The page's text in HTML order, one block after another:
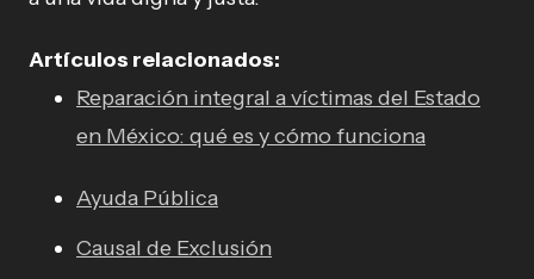
Artículos relacionados:
Reparación integral a víctimas del Estado
en México: qué es y cómo funciona
Ayuda Pública
Causal de Exclusión